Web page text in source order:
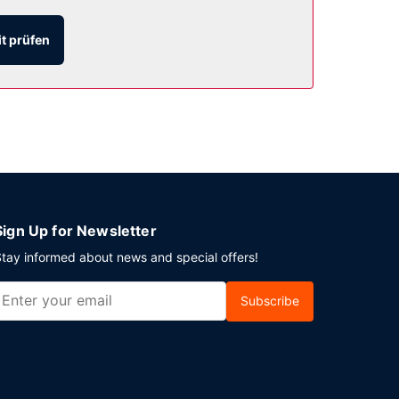
Personal. Vor Ort gibt es
prüfen
Up for Newsletter
informed about news and special offers!
Subscribe